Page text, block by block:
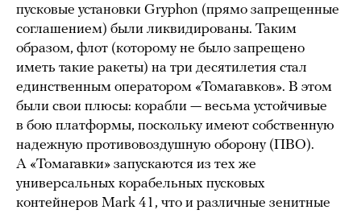
пусковые установки Gryphon (прямо запрещенные
соглашением) были ликвидированы. Таким
образом, флот (которому не было запрещено
иметь такие ракеты) на три десятилетия стал
единственным оператором «Томагавков». В этом
были свои плюсы: корабли — весьма устойчивые
в бою платформы, поскольку имеют собственную
надежную противовоздушную оборону (ПВО).
А «Томагавки» запускаются из тех же
универсальных корабельных пусковых
контейнеров Mark 41, что и различные зенитные